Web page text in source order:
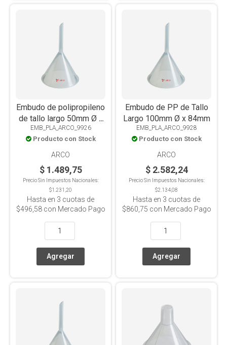
Embudo de polipropileno
de tallo largo 50mm Ø x
39mm
EMB_PLA_ARCO_9926
Producto con Stock
ARCO
$ 1.489,75
Precio Sin Impuestos Nacionales:
$1.231,20
Hasta en 3 cuotas de
$496,58con Mercado Pago
Embudo de PP de Tallo
Largo 100mm Ø x 84mm
EMB_PLA_ARCO_9928
Producto con Stock
ARCO
$ 2.582,24
Precio Sin Impuestos Nacionales:
$2.134,08
Hasta en 3 cuotas de
$860,75 con Mercado Pago